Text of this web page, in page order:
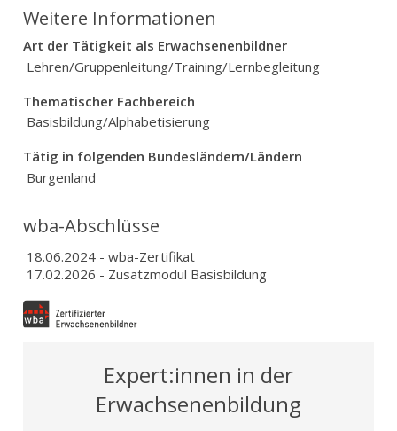
Weitere Informationen
Art der Tätigkeit als Erwachsenenbildner
Lehren/Gruppenleitung/Training/Lernbegleitung
Thematischer Fachbereich
Basisbildung/Alphabetisierung
Tätig in folgenden Bundesländern/Ländern
Burgenland
wba-Abschlüsse
18.06.2024- wba-Zertifikat
17.02.2026 - Zusatzmodul Basisbildung
Expert:innen in der
Erwachsenenbildung